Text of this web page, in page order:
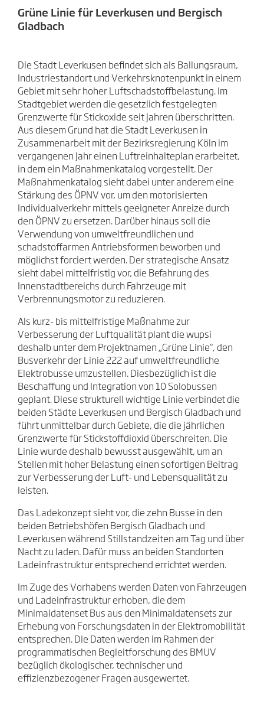
Grüne Linie für Leverkusen und Bergisch
Gladbach
Die Stadt Leverkusen befindet sich als Ballungsraum,
Industriestandort und Verkehrsknotenpunkt in einem
Gebiet mit sehr hoher Luftschadstoffbelastung. Im
Stadtgebiet werden die gesetzlich festgelegten
Grenzwerte für Stickoxide seit Jahren überschritten.
Aus diesem Grund hat die Stadt Leverkusen in
Zusammenarbeit mit der Bezirksregierung Köln im
vergangenen Jahr einen Luftreinhalteplan erarbeitet,
in dem ein Maßnahmenkatalog vorgestellt. Der
Maßnahmenkatalog sieht dabei unter anderem eine
Stärkung des ÖPNV vor, um den motorisierten
Individualverkehr mittels geeigneter Anreize durch
den ÖPNV zu ersetzen. Darüber hinaus soll die
Verwendung von umweltfreundlichen und
schadstoffarmen Antriebsformen beworben und
möglichst forciert werden. Der strategische Ansatz
sieht dabei mittelfristig vor, die Befahrung des
Innenstadtbereichs durch Fahrzeuge mit
Verbrennungsmotor zu reduzieren.
Als kurz- bis mittelfristige Maßnahme zur
Verbesserung der Luftqualität plant die wupsi
deshalb unter dem Projektnamen „Grüne Linie", den
Busverkehr der Linie 222 auf umweltfreundliche
Elektrobusse umzustellen. Diesbezüglich ist die
Beschaffung und Integration von 10 Solobussen
geplant. Diese strukturell wichtige Linie verbindet die
beiden Städte Leverkusen und Bergisch Gladbach und
führt unmittelbar durch Gebiete, die die jährlichen
Grenzwerte für Stickstoffdioxid überschreiten. Die
Linie wurde deshalb bewusst ausgewählt, um an
Stellen mit hoher Belastung einen sofortigen Beitrag
zur Verbesserung der Luft- und Lebensqualität zu
leisten.
Das Ladekonzept sieht vor, die zehn Busse in den
beiden Betriebshöfen Bergisch Gladbach und
Leverkusen während Stillstandzeiten am Tag und über
Nacht zu laden. Dafür muss an beiden Standorten
Ladeinfrastruktur entsprechend errichtet werden.
Im Zuge des Vorhabens werden Daten von Fahrzeugen
und Ladeinfrastruktur erhoben, die dem
Minimaldatenset Bus aus den Minimaldatensets zur
Erhebung von Forschungsdaten in der Elektromobilität
entsprechen. Die Daten werden im Rahmen der
programmatischen Begleitforschung des BMUV
bezüglich ökologischer, technischer und
effizienzbezogener Fragen ausgewertet.